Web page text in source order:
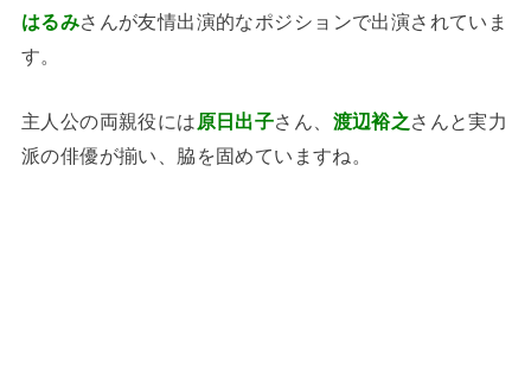
はるみさんが友情出演的なポジションで出演されていま
す。
主人公の両親役には 原日出子さん、 渡辺裕之さんと実力
派の俳優が揃い、脇を固めていますね。